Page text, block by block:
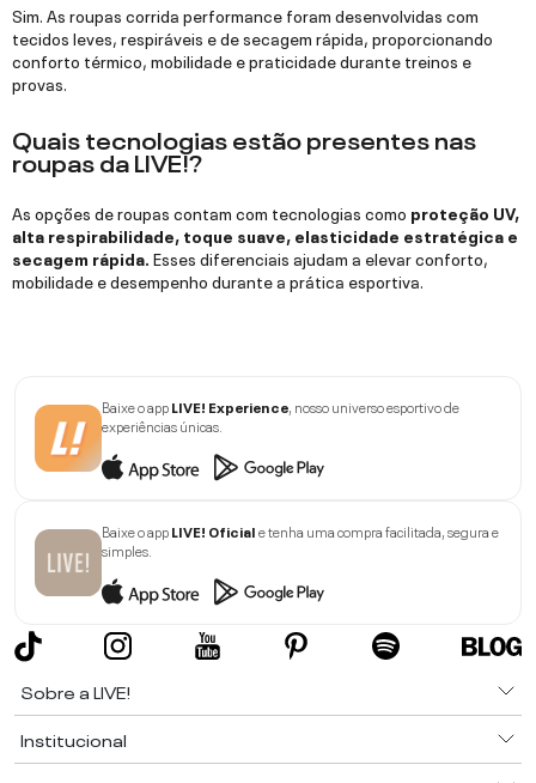
Sim. As roupas corrida performance foram desenvolvidas com
tecidos leves, respiráveis e de secagem rápida, proporcionando
conforto térmico, mobilidade e praticidade durante treinos e
provas.
Quais tecnologias estão presentes nas
roupas da LIVE!?
As opções de roupas contam com tecnologias como proteção UV,
alta respirabilidade, toque suave, elasticidade estratégica e
secagem rápida. Esses diferenciais ajudam a elevar conforto,
mobilidade e desempenho durante a prática esportiva.
Baixe o appLIVE! Experience, nosso universo esportivo de
experiências únicas.
Baixe o appLIVE! Oficiale tenha uma compra facilitada, segura e
simples.
Sobre a LIVE!
Institucional